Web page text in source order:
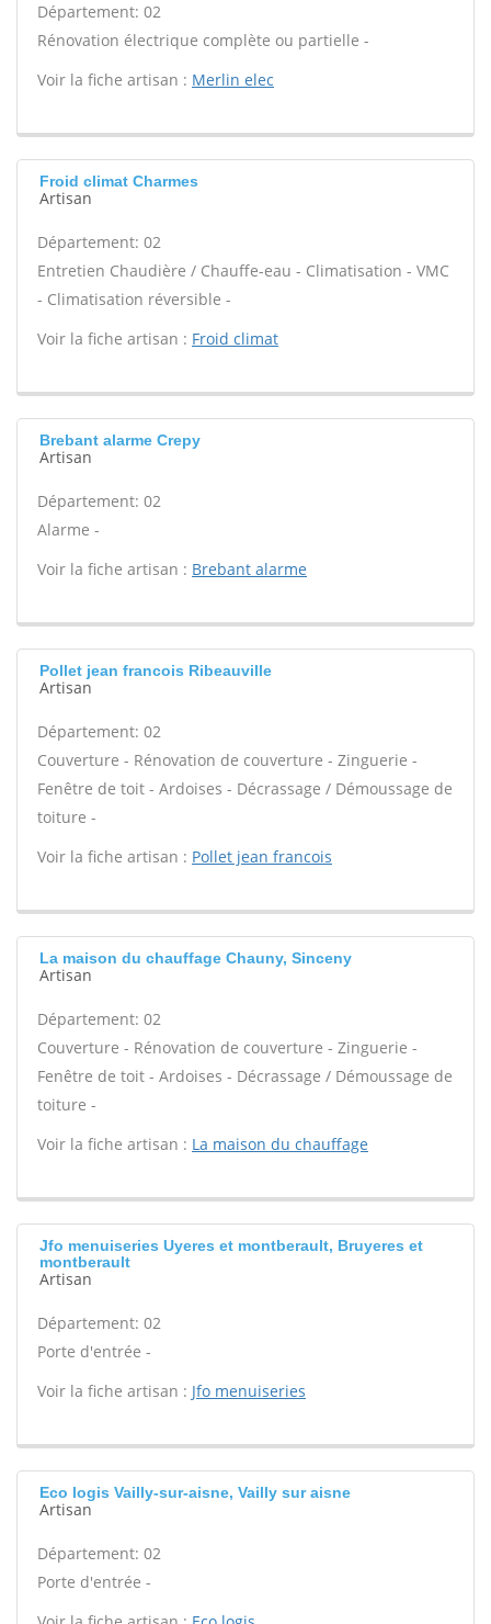
Département: 02
Rénovation électrique complète ou partielle -
Voir la fiche artisan : Merlin elec
Froid climat Charmes
Artisan
Département: 02
Entretien Chaudière / Chauffe-eau - Climatisation - VMC
- Climatisation réversible -
Voir la fiche artisan : Froid climat
Brebant alarme Crepy
Artisan
Département: 02
Alarme -
Voir la fiche artisan : Brebant alarme
Pollet jean francois Ribeauville
Artisan
Département: 02
Couverture - Rénovation de couverture - Zinguerie -
Fenêtre de toit - Ardoises - Décrassage / Démoussage de
toiture -
Voir la fiche artisan : Pollet jean francois
La maison du chauffage Chauny, Sinceny
Artisan
Département: 02
Couverture - Rénovation de couverture - Zinguerie -
Fenêtre de toit - Ardoises - Décrassage / Démoussage de
toiture -
Voir la fiche artisan : La maison du chauffage
Jfo menuiseries Uyeres et montberault, Bruyeres et
montberault
Artisan
Département: 02
Porte d'entrée -
Voir la fiche artisan : Jfo menuiseries
Eco logis Vailly-sur-aisne, Vailly sur aisne
Artisan
Département: 02
Porte d'entrée -